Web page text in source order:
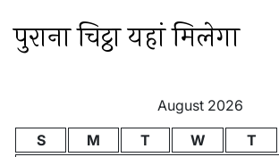
पुराना चिट्ठा यहां मिलेगा
August 2026
S
M T W T